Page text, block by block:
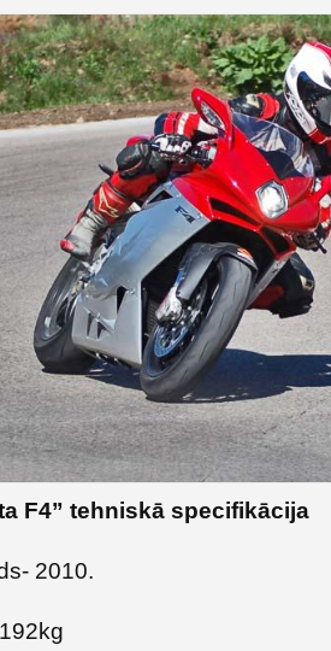
F4” tehniskā specifikācija
2010.